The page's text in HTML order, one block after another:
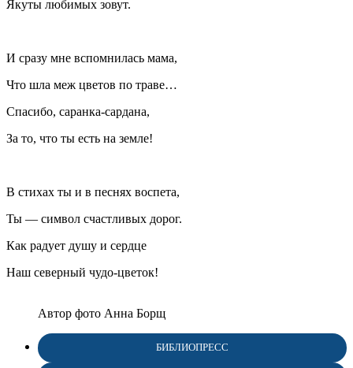
Якуты любимых зовут.
И сразу мне вспомнилась мама,
Что шла меж цветов по траве…
Спасибо, саранка-сардана,
За то, что ты есть на земле!
В стихах ты и в песнях воспета,
Ты — символ счастливых дорог.
Как радует душу и сердце
Наш северный чудо-цветок!
Автор фото Анна Борщ
БИБЛИОПРЕСС